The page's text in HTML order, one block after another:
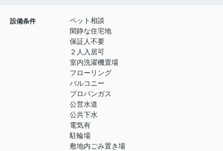
設備条件
ペット相談
閑静な住宅地
保証人不要
２人入居可
室内洗濯機置場
フローリング
バルコニー
プロパンガス
公営水道
公共下水
電気有
駐輪場
敷地内ごみ置き場